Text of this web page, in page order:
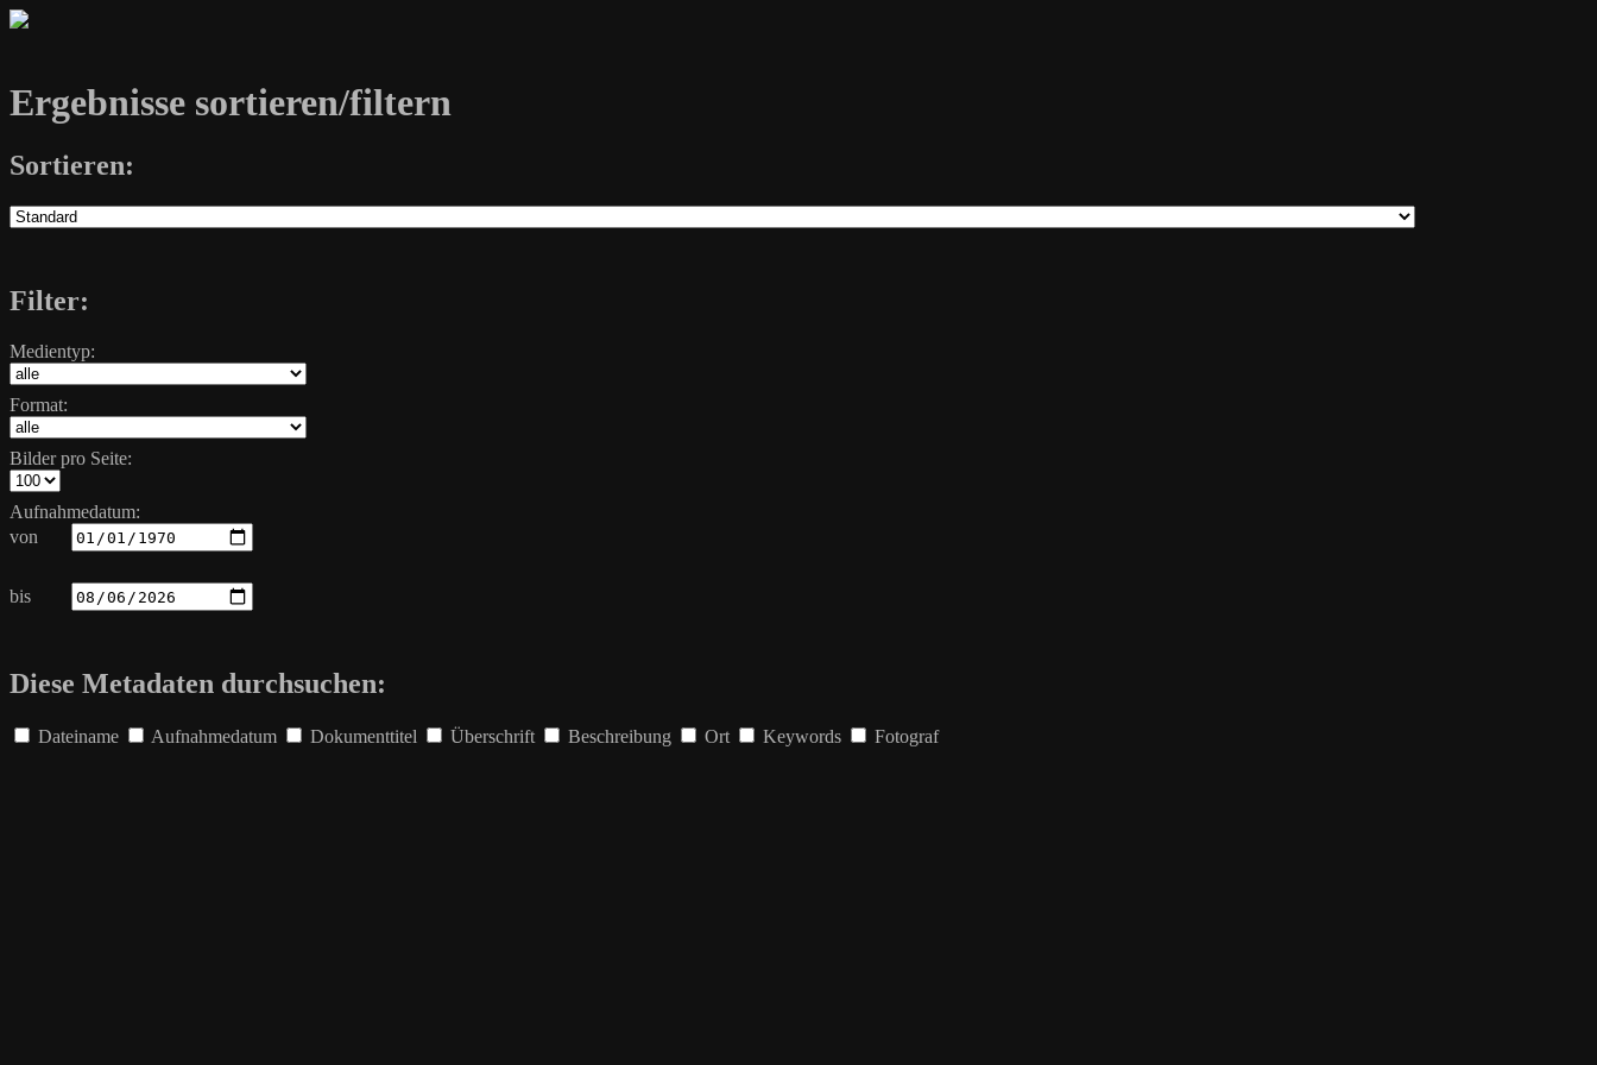
Ergebnisse sortieren/filtern
Sortieren:
Filter:
Medientyp:
Format:
Bilder pro Seite:
Aufnahmedatum:
von
bis
Diese Metadaten durchsuchen:
Dateiname Aufnahmedatum Dokumenttitel Überschrift Beschreibung Ort Keywords Fotograf